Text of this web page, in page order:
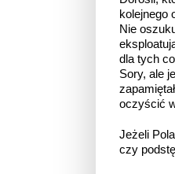
kolejnego
Nie
dla tych co
Sory, ale
oczyścić
Jeżeli
czy